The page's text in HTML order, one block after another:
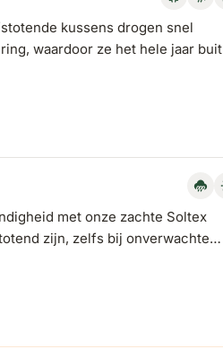
kussens drogen snel
waardoor ze het hele jaar
met onze zachte Soltex
zijn, zelfs bij onverwachte